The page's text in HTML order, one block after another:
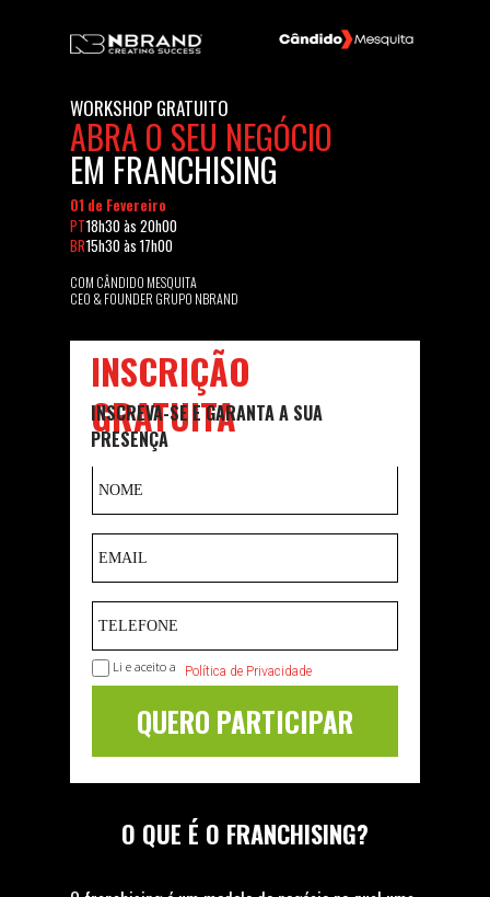
Li e aceito a
QUERO PARTICIPAR
INSCRIÇÃO
GRATUITA
INSCREVA-SE E GARANTA A SUA
PRESENÇA
WORKSHOP GRATUITO
COM CÂNDIDO MESQUITA
CEO & FOUNDER GRUPO NBRAND
01 de Fevereiro
Política de Privacidade
ABRA O SEU NEGÓCIO
EM FRANCHISING
PT
BR
18h30 às 20h00
15h30 às 17h00
O QUE É O FRANCHISING?